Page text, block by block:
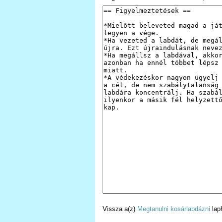
Vissza a(z) Megtanulni kosárlabdázni